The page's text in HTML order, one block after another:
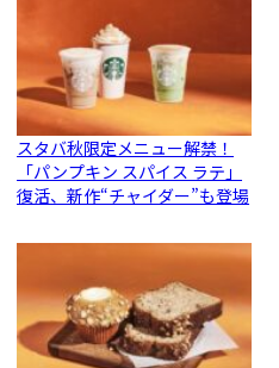
スタバ秋限定メニュー解禁！
「パンプキン スパイス ラテ」
復活、新作“チャイダー”も登場